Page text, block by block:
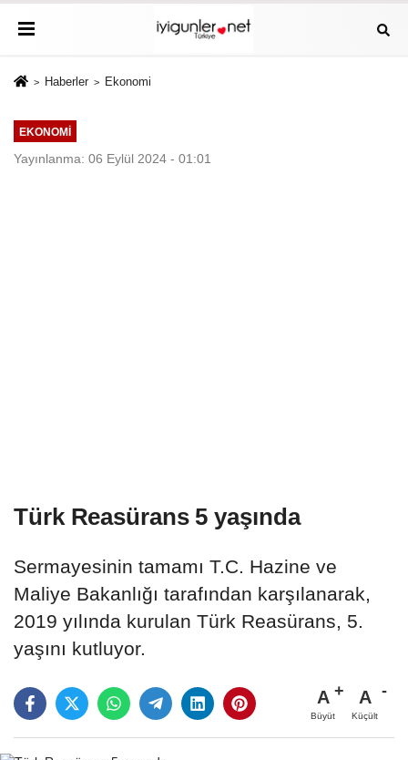
Haberler Ekonomi
EKONOMI
Yayınlanma: 06 Eylül 2024 - 01:01
Türk Reasürans 5 yaşında
Sermayesinin tamamı T.C. Hazine ve
Maliye Bakanlığı tarafından karşılanarak,
2019 yılında kurulan Türk Reasürans, 5.
yaşını kutluyor.
A
Büyüt
A
Küçült